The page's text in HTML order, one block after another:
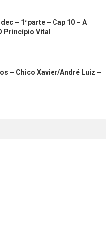
– 1ªparte – Cap 10 – A
Princípio Vital
– Chico Xavier/André Luiz –